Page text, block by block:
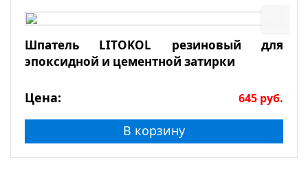
Шпатель LITOKOL резиновый для
эпоксидной и цементной затирки
Цена: 645 руб.
В корзину